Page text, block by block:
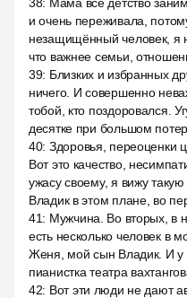
и очень переживала,
незащищённый человек, я
что важнее семьи,
39: Близких и избранных
ничего. И совершенно
тобой, кто поздоровался.
десятке при большом
40: Здоровья, переоценки
Вот это качество,
ужасу своему, я вижу
Владик в этом плане, во
41: Мужчина. Во вторых, в
есть несколько человек в
Женя, мой сын Владик. И у
пианистка театра
42: Вот эти люди не дают